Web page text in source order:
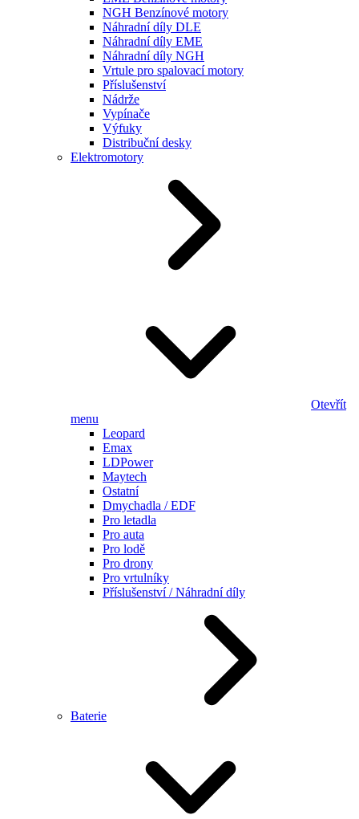
NGH Benzínové motory
Náhradní díly DLE
Náhradní díly EME
Náhradní díly NGH
Vrtule pro spalovací motory
Příslušenství
Nádrže
Vypínače
Výfuky
Distribuční desky
Elektromotory
Otevřít
menu
Leopard
Emax
LDPower
Maytech
Ostatní
Dmychadla / EDF
Pro letadla
Pro auta
Pro lodě
Pro drony
Pro vrtulníky
Příslušenství / Náhradní díly
Baterie